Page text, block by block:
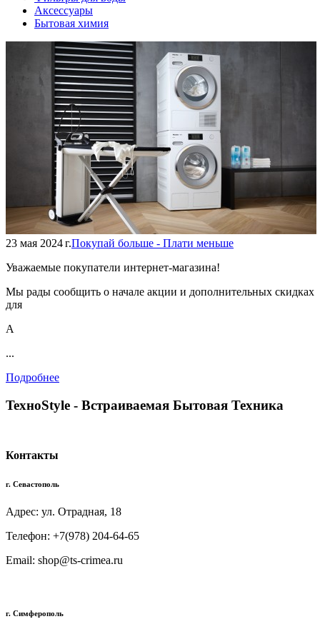
Аксессуары
Бытовая химия
23 мая 2024 г.Покупай больше - Плати меньше
Уважаемые покупатели интернет-магазина!
Мы рады сообщить о начале акции и дополнительных скидках
для
А
...
Подробнее
TexноStyle - Встраиваемая Бытовая Техника
Контакты
г. Севастополь
Адрес: ул. Отрадная, 18
Телефон: +7(978) 204-64-65
Email: shop@ts-crimea.ru
г. Симферополь